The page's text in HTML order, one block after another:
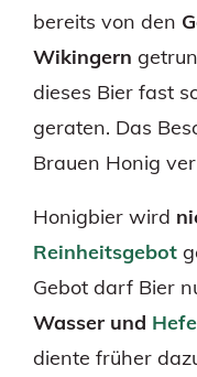
bereits von den
Wikingern
dieses Bier fast
geraten. Das
Brauen Honig
Honigbier wird
Reinheitsgebot
Gebot darf Bier
Wasser und Hefe
diente früher